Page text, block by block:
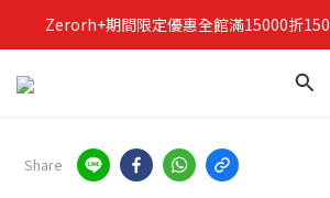
立即加入Zerorh+官網會員，獲
Zerorh+期間限定優惠全館滿15000折
立即加入Zerorh+官網會員，獲
Share